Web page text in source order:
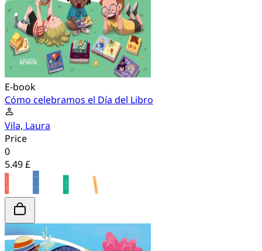
E-book
Cómo celebramos el Día del Libro
Vila, Laura
Price
0
5.49 £